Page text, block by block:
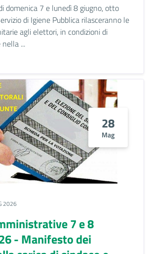
domenica 7 e lunedì 8 giugno, otto
di Igiene Pubblica rilasceranno le
agli elettori, in condizioni di
...
28
Mag
2026
7 e 8
- Manifesto dei